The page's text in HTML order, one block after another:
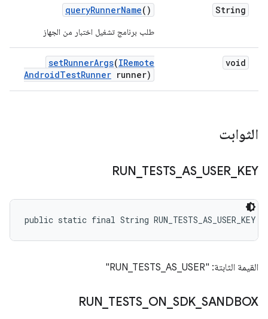
String
queryRunnerName()
طلب برنامج تشغيل اختبار من الجهاز
void
setRunnerArgs(IRemote
AndroidTestRunner runner)
الثوابت
RUN TESTS AS_ USER KEY
public static final String RUN_TESTS_AS_USER_KEY
القيمة الثابتة: "RUN_TESTS_AS_USER"
RUN TESTS_ ON SDK SANDBOX